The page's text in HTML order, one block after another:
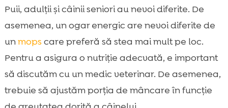
Puii, adulții și câinii seniori au nevoi diferite. De
asemenea, un ogar energic are nevoi diferite de
unmops care preferă să stea mai mult pe loc.
Pentru a asigura o nutriție adecvată, e important
să discutăm cu un medic veterinar. De asemenea,
trebuie să ajustăm porția de mâncare în funcție